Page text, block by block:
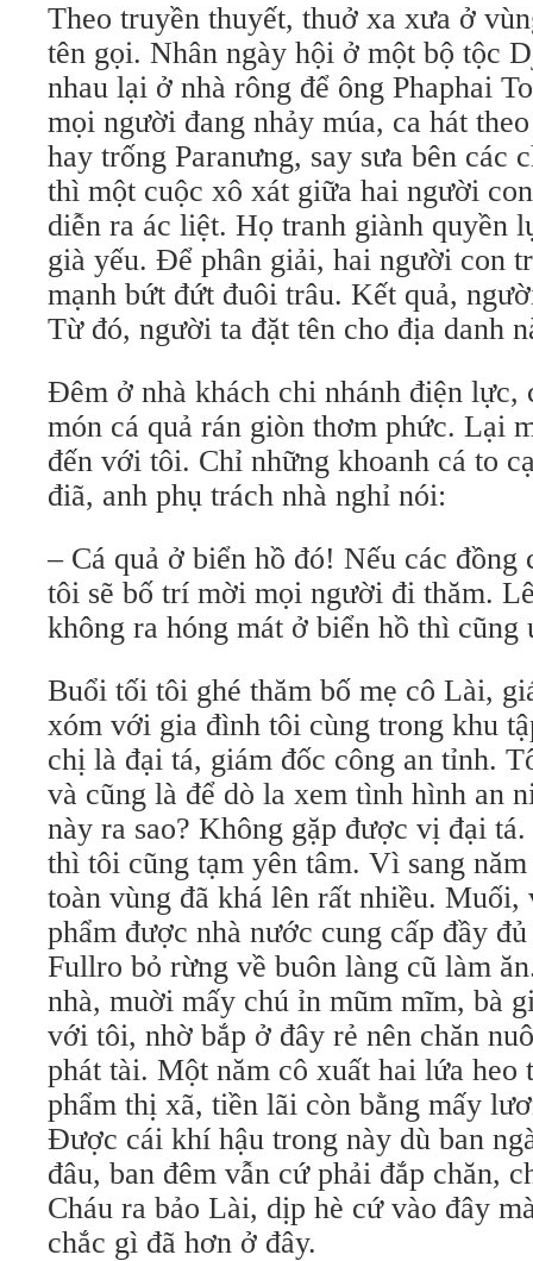
Theo truyền thuyết, thuở xa xưa ở
tên gọi. Nhân ngày hội ở một bộ tộc
nhau lại ở nhà rông để ông Phaphai
mọi người đang nhảy múa, ca hát
hay trống Paranưng, say sưa bên các
thì một cuộc xô xát giữa hai người
diễn ra ác liệt. Họ tranh giành quyền
già yếu. Để phân giải, hai người con
mạnh bứt đứt đuôi trâu. Kết quả,
Từ đó, người ta đặt tên cho địa danh
Đêm ở nhà khách chi nhánh điện lực,
món cá quả rán giòn thơm phức. Lại
đến với tôi. Chỉ những khoanh cá to
điã, anh phụ trách nhà nghỉ nói:
– Cá quả ở biển hồ đó! Nếu các
tôi sẽ bố trí mời mọi người đi thăm.
không ra hóng mát ở biển hồ thì cũng
Buổi tối tôi ghé thăm bố mẹ cô Lài,
xóm với gia đình tôi cùng trong khu
chị là đại tá, giám đốc công an tỉnh.
và cũng là để dò la xem tình hình an
này ra sao? Không gặp được vị đại
thì tôi cũng tạm yên tâm. Vì sang
toàn vùng đã khá lên rất nhiều. Muối,
phẩm được nhà nước cung cấp đầy
Fullro bỏ rừng về buôn làng cũ làm
nhà, muời mấy chú ỉn mũm mĩm, bà
với tôi, nhờ bắp ở đây rẻ nên chăn
phát tài. Một năm cô xuất hai lứa heo
phẩm thị xã, tiền lãi còn bằng mấy
Được cái khí hậu trong này dù ban
đâu, ban đêm vẫn cứ phải đắp chăn,
Cháu ra bảo Lài, dịp hè cứ vào đây
chắc gì đã hơn ở đây.